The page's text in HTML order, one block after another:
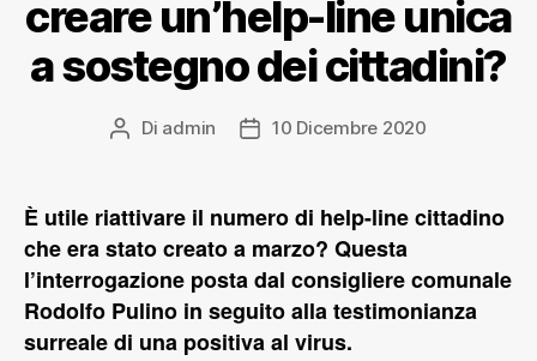
creare un’help-line unica
a sostegno dei cittadini?
Di admin 10 Dicembre 2020
È utile riattivare il numero di help-line cittadino
che era stato creato a marzo? Questa
l’interrogazione posta dal consigliere comunale
Rodolfo Pulino in seguito alla testimonianza
surreale di una positiva al virus.